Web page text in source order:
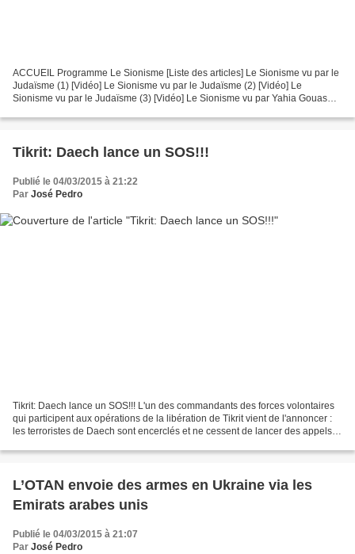
ACCUEIL Programme Le Sionisme [Liste des articles] Le Sionisme vu par le
Judaïsme (1) [Vidéo] Le Sionisme vu par le Judaïsme (2) [Vidéo] Le
Sionisme vu par le Judaïsme (3) [Vidéo] Le Sionisme vu par Yahia Gouasmi,
Tikrit: Daech lance un SOS!!!
Publié le 04/03/2015 à 21:22
Par José Pedro
Tikrit: Daech lance un SOS!!! L'un des commandants des forces volontaires
qui participent aux opérations de la libération de Tikrit vient de l'annoncer :
les terroristes de Daech sont encerclés et ne cessent de lancer des appels à
L’OTAN envoie des armes en Ukraine via les
Emirats arabes unis
Publié le 04/03/2015 à 21:07
Par José Pedro